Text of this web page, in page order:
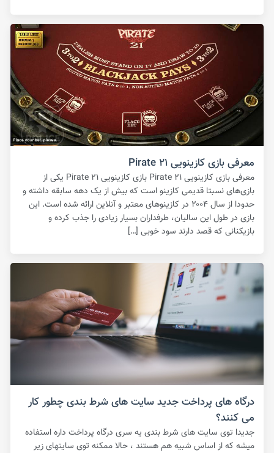
معرفی بازی کازینویی Pirate ۲۱
معرفی بازی کازینویی Pirate ۲۱ بازی کازینویی Pirate ۲۱ یکی از
بازی‌های نسبتا قدیمی کازینو است که بیش از یک دهه سابقه داشته و
حدودا از سال ۲۰۰۴ در کازینوهای معتبر و آنلاین ارائه شده است. این
بازی در طول این سالیان، طرفداران بسیار زیادی را جذب کرده و
بازیکنانی که قصد دارند سود خوبی […]
درگاه های پرداخت جدید سایت های شرط بندی چطور کار
می کنند؟
جدیدا توی سایت های شرط بندی یه سری درگاه پرداخت داره استفاده
میشه که از اساس شبیه هم هستند ، حالا ممکنه توی سایتهای زیر